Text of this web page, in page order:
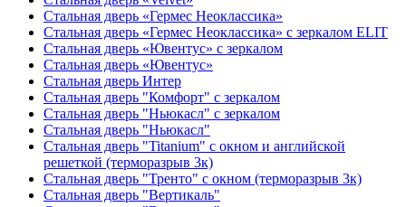
Стальная дверь «Гермес Неоклассика»
Стальная дверь «Гермес Неоклассика» с зеркалом ELIT
Стальная дверь «Ювентус» с зеркалом
Стальная дверь «Ювентус»
Стальная дверь Интер
Стальная дверь "Комфорт" с зеркалом
Стальная дверь "Ньюкасл" с зеркалом
Стальная дверь "Ньюкасл"
Стальная дверь "Titanium" с окном и английской
решеткой (терморазрыв 3к)
Стальная дверь "Тренто" с окном (терморазрыв 3к)
Стальная дверь "Вертикаль"